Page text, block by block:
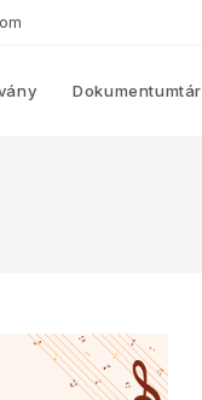
Dokumentumtár